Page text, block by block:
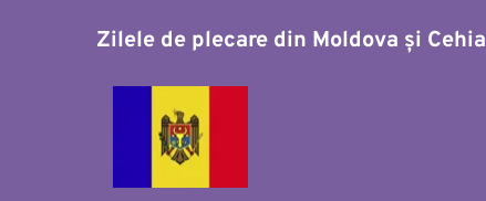
Zilele de plecare din Moldova și Cehia